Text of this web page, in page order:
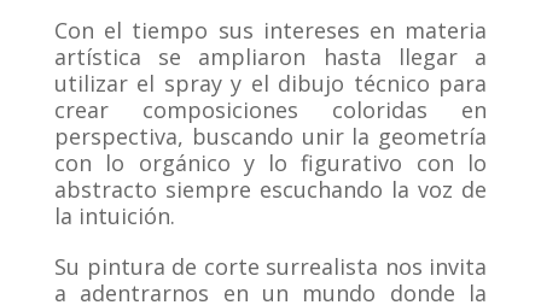
Con el tiempo sus intereses en materia
artística se ampliaron hasta llegar a
utilizar el spray y el dibujo técnico para
crear composiciones coloridas en
perspectiva, buscando unir la geometría
con lo orgánico y lo figurativo con lo
abstracto siempre escuchando la voz de
la intuición.
Su pintura de corte surrealista nos invita
a adentrarnos en un mundo donde la